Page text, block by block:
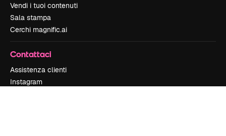
Vendi i tuoi contenuti
Sala stampa
Cerchi magnific.ai
Contattaci
Assistenza clienti
Instagram